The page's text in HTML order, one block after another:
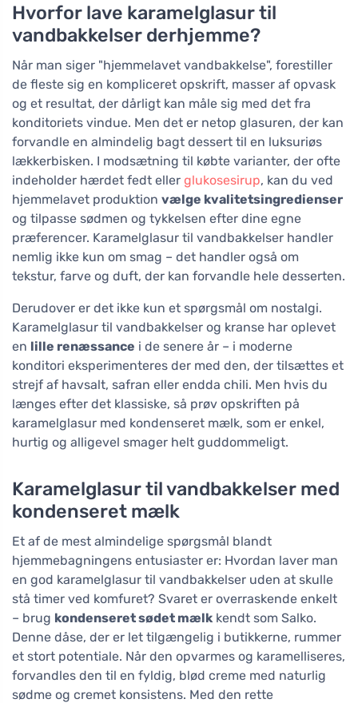
Hvorfor lave karamelglasur til
vandbakkelser derhjemme?
Når man siger "hjemmelavet vandbakkelse", forestiller
de fleste sig en kompliceret opskrift, masser af opvask
og et resultat, der dårligt kan måle sig med det fra
konditoriets vindue. Men det er netop glasuren, der kan
forvandle en almindelig bagt dessert til en luksuriøs
lækkerbisken. I modsætning til købte varianter, der ofte
indeholder hærdet fedt eller glukosesirup, kan du ved
hjemmelavet produktion vælge kvalitetsingredienser
og tilpasse sødmen og tykkelsen efter dine egne
præferencer. Karamelglasur til vandbakkelser handler
nemlig ikke kun om smag – det handler også om
tekstur, farve og duft, der kan forvandle hele desserten.
Derudover er det ikke kun et spørgsmål om nostalgi.
Karamelglasur til vandbakkelser og kranse har oplevet
en lille renæssance i de senere år – i moderne
konditori eksperimenteres der med den, der tilsættes et
strejf af havsalt, safran eller endda chili. Men hvis du
længes efter det klassiske, så prøv opskriften på
karamelglasur med kondenseret mælk, som er enkel,
hurtig og alligevel smager helt guddommeligt.
Karamelglasur til vandbakkelser med
kondenseret mælk
Et af de mest almindelige spørgsmål blandt
hjemmebagningens entusiaster er: Hvordan laver man
en god karamelglasur til vandbakkelser uden at skulle
stå timer ved komfuret? Svaret er overraskende enkelt
– brug kondenseret sødet mælk kendt som Salko.
Denne dåse, der er let tilgængelig i butikkerne, rummer
et stort potentiale. Når den opvarmes og karamelliseres,
forvandles den til en fyldig, blød creme med naturlig
sødme og cremet konsistens. Med den rette